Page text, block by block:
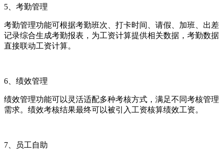
5 、考勤管理
考勤管理功能可根据考勤班次、打卡时间、请假、加班、出差
记录综合生成考勤报表，为工资计算提供相关数据，考勤数据
直接联动工资计算。
6 、绩效管理
绩效管理功能可以灵活适配多种考核方式，满足不同考核管理
需求。绩效考核结果最终可以被引入工资核算绩效工资。
7 、员工自助